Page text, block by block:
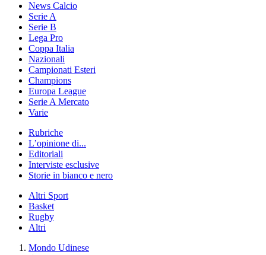
News Calcio
Serie A
Serie B
Lega Pro
Coppa Italia
Nazionali
Campionati Esteri
Champions
Europa League
Serie A Mercato
Varie
Rubriche
L’opinione di...
Editoriali
Interviste esclusive
Storie in bianco e nero
Altri Sport
Basket
Rugby
Altri
Mondo Udinese